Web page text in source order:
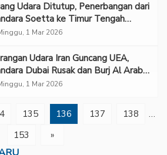
Udara Ditutup, Penerbangan dari
Soetta ke Timur Tengah
1 Mar 2026
Udara Iran Guncang UEA,
Dubai Rusak dan Burj Al Arab
1 Mar 2026
135 136 137 138
…
153
»